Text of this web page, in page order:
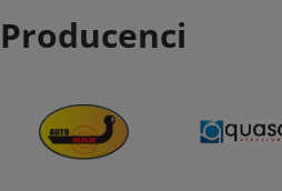
Producenci